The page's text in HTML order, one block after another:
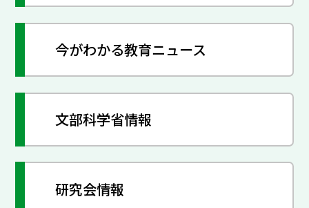
今がわかる教育ニュース
文部科学省情報
研究会情報